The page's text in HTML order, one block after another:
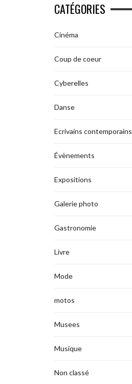
CATÉGORIES
Cinéma
Coup de coeur
Cyberelles
Danse
Ecrivains contemporains
Évènements
Expositions
Galerie photo
Gastronomie
Livre
Mode
motos
Musees
Musique
Non classé